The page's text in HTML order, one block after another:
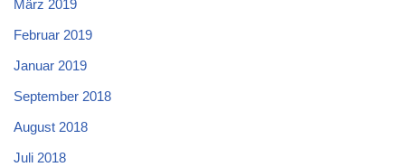
März 2019
Februar 2019
Januar 2019
September 2018
August 2018
Juli 2018